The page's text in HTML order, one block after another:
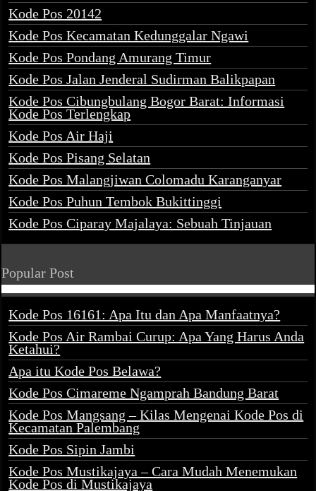
Kode Pos 20142
Kode Pos Kecamatan Kedunggalar Ngawi
Kode Pos Pondang Amurang Timur
Kode Pos Jalan Jenderal Sudirman Balikpapan
Kode Pos Cibungbulang Bogor Barat: Informasi
Kode Pos Terlengkap
Kode Pos Air Haji
Kode Pos Pisang Selatan
Kode Pos Malangjiwan Colomadu Karanganyar
Kode Pos Puhun Tembok Bukittinggi
Kode Pos Ciparay Majalaya: Sebuah Tinjauan
Popular Post
Kode Pos 16161: Apa Itu dan Apa Manfaatnya?
Kode Pos Air Rambai Curup: Apa Yang Harus Anda
Ketahui?
Apa itu Kode Pos Belawa?
Kode Pos Cimareme Ngamprah Bandung Barat
Kode Pos Mangsang – Kilas Mengenai Kode Pos di
Kecamatan Palembang
Kode Pos Sipin Jambi
Kode Pos Mustikajaya – Cara Mudah Menemukan
Kode Pos di Mustikajaya